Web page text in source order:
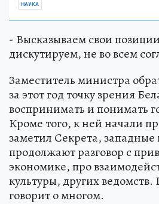
НАУКА
- Высказываем свои
дискутируем, не во всем
Заместитель министра
за этот год точку зрения
воспринимать и понимать
Кроме того, к ней начали
заметил Секрета, западные
продолжают разговор с
экономике, про
культуры, других
говорит о многом.